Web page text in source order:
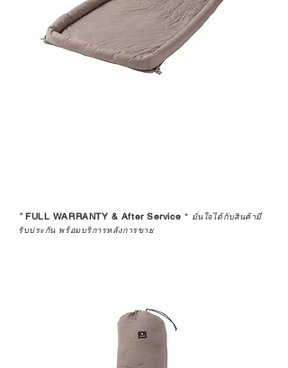
*FULL WARRANTY & After Service * มั่นใจได้กับสินค้ามี
รับประกัน พร้อมบริการหลังการขาย